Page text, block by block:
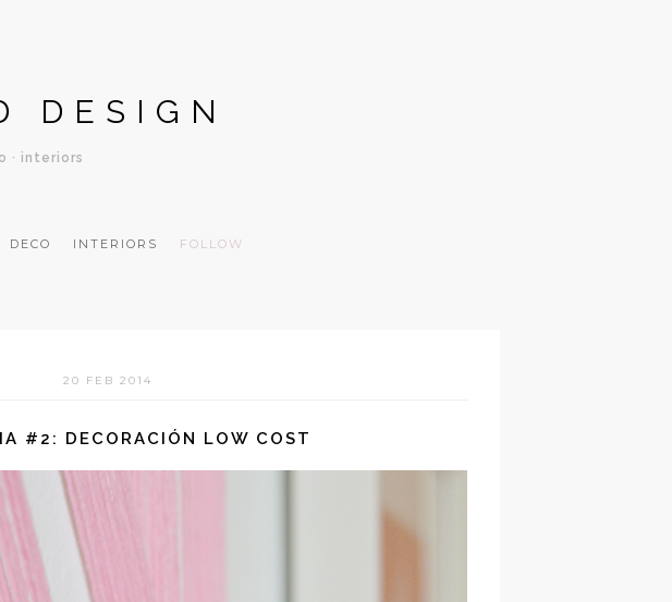
DESIGN
· interiors
DECO INTERIORS FOLLOW
20 FEB 2014
#2: DECORACIÓN LOW COST